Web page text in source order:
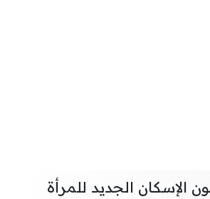
الإسكان الجديد للمرأة